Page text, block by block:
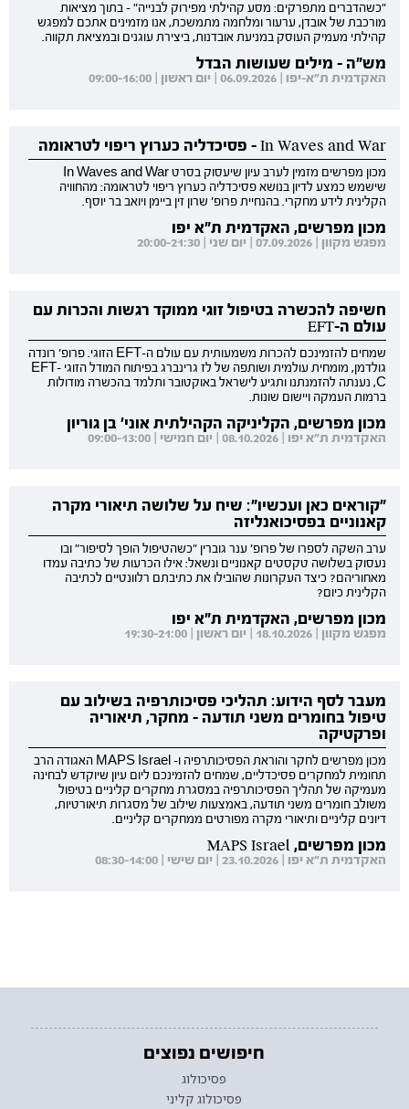
"כשהדברים מתפרקים: מסע קהילתי מפירוק לבנייה" - בתוך מציאות
מורכבת של אובדן, ערעור ומלחמה מתמשכת, אנו מזמינים אתכם למפגש
קהילתי מעמיק העוסק במניעת אובדנות, ביצירת עוגנים ובמציאת תקווה.
מש"ה - מילים שעושות הבדל
האקדמית ת"א-יפו | 06.09.2026 | יום ראשון | 09:00-16:00
In Waves and War - פסיכדליה כערוץ ריפוי לטראומה
מכון מפרשים מזמין לערב עיון שיעסוק בסרט In Waves and War
שישמש כמצע לדיון בנושא פסיכדליה כערוץ ריפוי לטראומה: מהחוויה
הקלינית לידע מחקרי. בהנחיית פרופ' שרון זין ביימן ויואב בר יוסף.
מכון מפרשים, האקדמית ת"א יפו
מפגש מקוון | 07.09.2026 | יום שני | 20:00-21:30
חשיפה להכשרה בטיפול זוגי ממוקד רגשות והכרות עם
עולם ה-EFT
שמחים להזמינכם להכרות משמעותית עם עולם ה-EFT הזוגי. פרופ' רונדה
גולדמן, מומחית עולמית ושותפה של לז גרינברג בפיתוח המודל הזוגי EFT-
C, נענתה להזמנתנו ותגיע לישראל באוקטובר ותלמד בהכשרה מודולות
ברמות העמקה ויישום שונות.
מכון מפרשים, הקליניקה הקהילתית אוני' בן גוריון
האקדמית ת"א יפו | 08.10.2026 | יום חמישי | 09:00-13:00
"קוראים כאן ועכשיו": שיח על שלושה תיאורי מקרה
קאנוניים בפסיכואנליזה
ערב השקה לספרו של פרופ' ענר גוברין "כשהטיפול הופך לסיפור" ובו
נעסוק בשלושה טקסטים קאנוניים ונשאל: אילו הכרעות של כתיבה עמדו
מאחוריהם? כיצד העקרונות שהובילו את כתיבתם רלוונטיים לכתיבה
הקלינית כיום?
מכון מפרשים, האקדמית ת"א יפו
מפגש מקוון | 18.10.2026 | יום ראשון | 19:30-21:00
מעבר לסף הידוע: תהליכי פסיכותרפיה בשילוב עם
טיפול בחומרים משני תודעה - מחקר, תיאוריה
ופרקטיקה
מכון מפרשים לחקר והוראת הפסיכותרפיה ו- MAPS Israel האגודה הרב
תחומית למחקרים פסיכדליים, שמחים להזמינכם ליום עיון שיוקדש לבחינה
מעמיקה של תהליך הפסיכותרפיה במסגרת מחקרים קליניים בטיפול
משולב חומרים משני תודעה, באמצעות שילוב של מסגרות תיאורטיות,
דיונים קליניים ותיאורי מקרה מפורטים ממחקרים קליניים.
מכון מפרשים, MAPS Israel
האקדמית ת"א יפו | 23.10.2026 | יום שישי | 08:30-14:00
חיפושים נפוצים
פסיכולוג
פסיכולוג קליני